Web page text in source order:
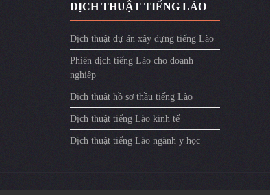
DỊCH THUẬT TIẾNG LÀO
Dịch thuật dự án xây dựng tiếng Lào
Phiên dịch tiếng Lào cho doanh
nghiệp
Dịch thuật hồ sơ thầu tiếng Lào
Dịch thuật tiếng Lào kinh tế
Dịch thuật tiếng Lào ngành y học